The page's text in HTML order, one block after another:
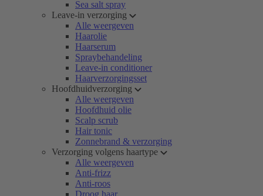
Sea salt spray
Leave-in verzorging
Alle weergeven
Haarolie
Haarserum
Spraybehandeling
Leave-in conditioner
Haarverzorgingsset
Hoofdhuidverzorging
Alle weergeven
Hoofdhuid olie
Scalp scrub
Hair tonic
Zonnebrand & verzorging
Verzorging volgens haartype
Alle weergeven
Anti-frizz
Anti-roos
Droog haar